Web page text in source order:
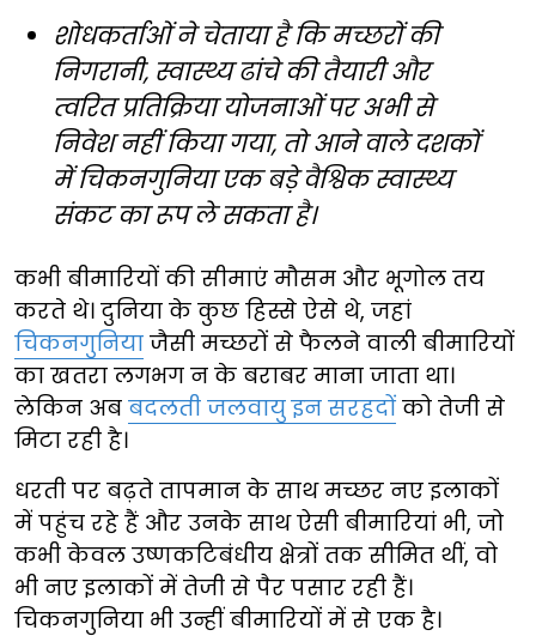
शोधकर्ताओं ने चेताया है कि मच्छरों की
निगरानी, स्वास्थ्य ढांचे की तैयारी और
त्वरित प्रतिक्रिया योजनाओं पर अभी से
निवेश नहीं किया गया, तो आने वाले दशकों
में चिकनगुनिया एक बड़े वैश्विक स्वास्थ्य
संकट का रूप ले सकता है।
कभी बीमारियों की सीमाएं मौसम और भूगोल तय
करते थे। दुनिया के कुछ हिस्से ऐसे थे, जहां
चिकनगुनिया जैसी मच्छरों से फैलने वाली बीमारियों
का खतरा लगभग न के बराबर माना जाता था।
लेकिन अब बदलती जलवायु इन सरहदों को तेजी से
मिटा रही है।
धरती पर बढ़ते तापमान के साथ मच्छर नए इलाकों
में पहुंच रहे हैं और उनके साथ ऐसी बीमारियां भी, जो
कभी केवल उष्णकटिबंधीय क्षेत्रों तक सीमित थीं, वो
भी नए इलाकों में तेजी से पैर पसार रही हैं।
चिकनगुनिया भी उन्हीं बीमारियों में से एक है।